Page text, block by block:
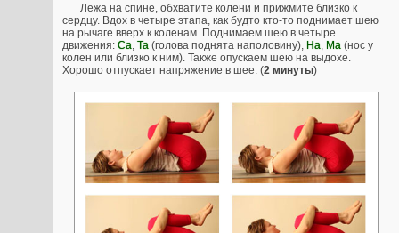
Лежа на спине, обхватите колени и прижмите близко к
сердцу. Вдох в четыре этапа, как будто кто-то поднимает шею
на рычаге вверх к коленам. Поднимаем шею в четыре
движения: Са, Та (голова поднята наполовину), На, Ма (нос у
колен или близко к ним). Также опускаем шею на выдохе.
Хорошо отпускает напряжение в шее. (2 минуты)